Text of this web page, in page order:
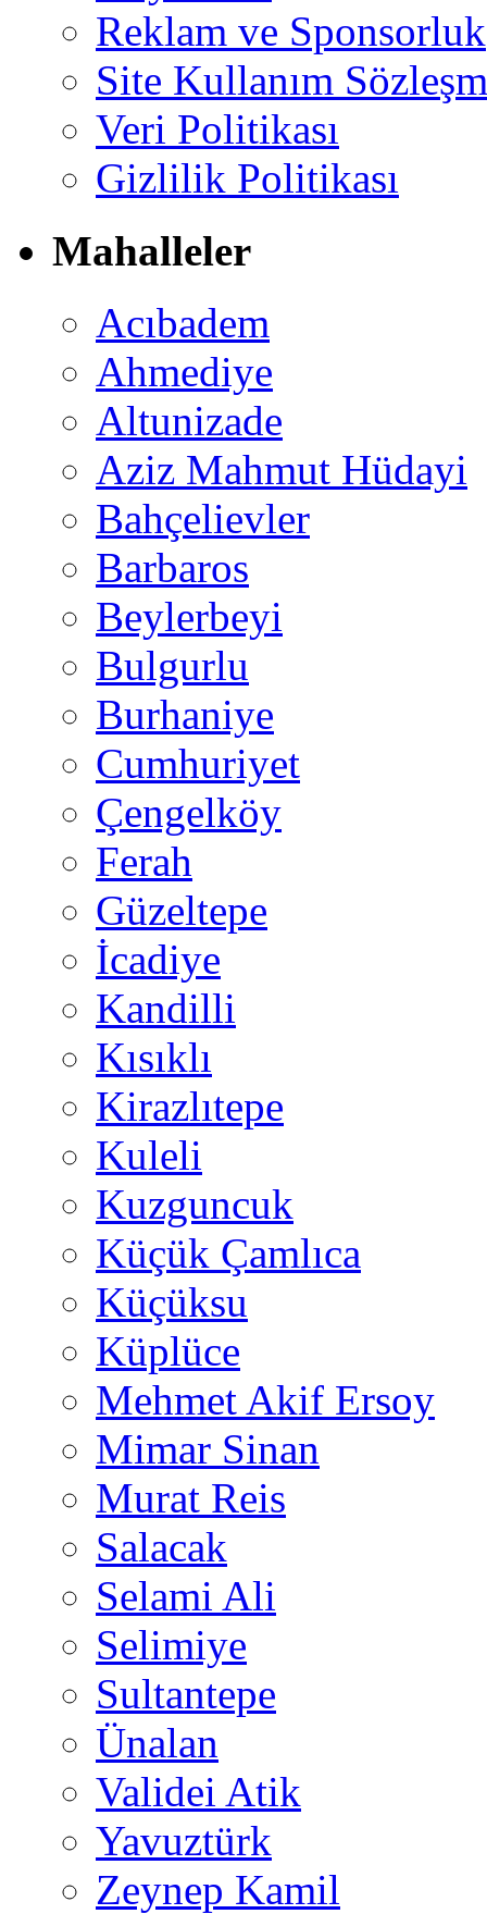
Reklam ve Sponsorluk
Site Kullanım
Veri Politikası
Gizlilik Politikası
Mahalleler
Acıbadem
Ahmediye
Altunizade
Aziz Mahmut Hüdayi
Bahçelievler
Barbaros
Beylerbeyi
Bulgurlu
Burhaniye
Cumhuriyet
Çengelköy
Ferah
Güzeltepe
İcadiye
Kandilli
Kısıklı
Kirazlıtepe
Kuleli
Kuzguncuk
Küçük Çamlıca
Küçüksu
Küplüce
Mehmet Akif Ersoy
Mimar Sinan
Murat Reis
Salacak
Selami Ali
Selimiye
Sultantepe
Ünalan
Validei Atik
Yavuztürk
Zeynep Kamil